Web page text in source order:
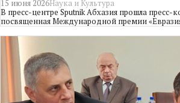
15 июня 2026Наука и Культура
В пресс-центре Sputnik Абхазия прошла пресс-
посвященная Международной премии